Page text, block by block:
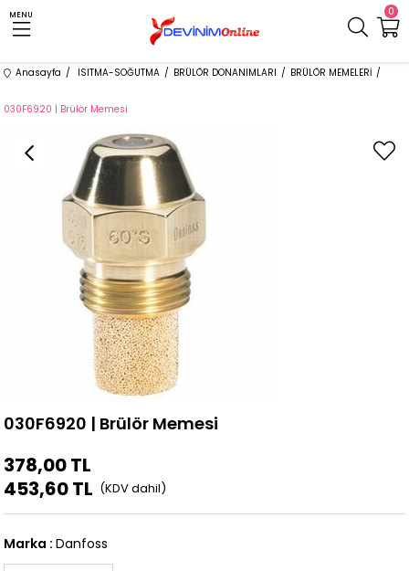
0
MENU
Anasayfa ISITMA-SOĞUTMA BRÜLÖR DONANIMLARI BRÜLÖR MEMELERİ
030F6920 | Brülör Memesi
030F6920 | Brülör Memesi
378,00 TL
453,60 TL
Marka : Danfoss